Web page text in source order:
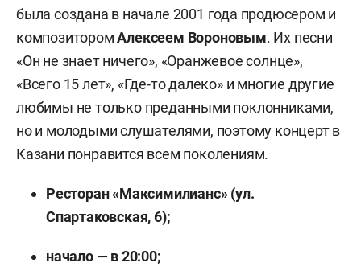
была создана в начале 2001 года продюсером и
композиторомАлексеем Вороновым. Их песни
«Он не знает ничего», «Оранжевое солнце»,
«Всего 15 лет», «Где-то далеко» и многие другие
любимы не только преданными поклонниками,
но и молодыми слушателями, поэтому концерт в
Казани понравится всем поколениям.
Ресторан «Максимилианс» (ул.
Спартаковская, 6);
начало — в 20:00;